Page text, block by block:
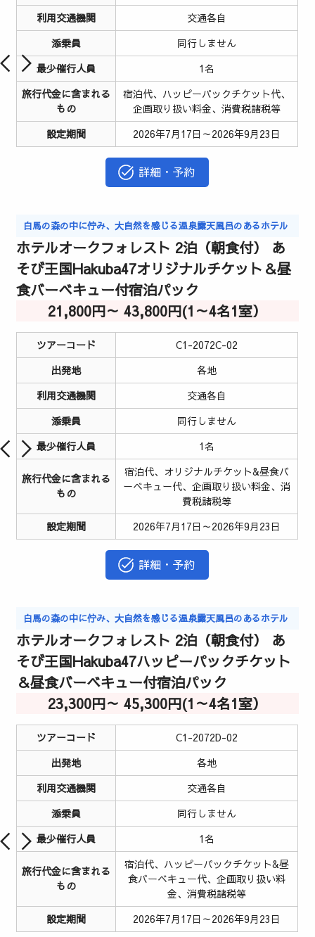
利用交通機関
交通各自
添乗員
同行しません
最少催行人員
1名
旅行代金に含まれる
もの
宿泊代、ハッピーパックチケット代、
企画取り扱い料金、消費税諸税等
設定期間
2026年7月17日～2026年9月23日
詳細・予約
白馬の森の中に佇み、大自然を感じる温泉露天風呂のあるホテル
ホテルオークフォレスト 2泊（朝食付） あ
そび王国Hakuba47オリジナルチケット＆昼
食バーベキュー付宿泊パック
21,800円～ 43,800円(1～4名1室）
ツアーコード
C1-2072C-02
出発地
各地
利用交通機関
交通各自
添乗員
同行しません
最少催行人員
1名
旅行代金に含まれる
もの
宿泊代、オリジナルチケット&昼食バ
ーベキュー代、企画取り扱い料金、消
費税諸税等
設定期間
2026年7月17日～2026年9月23日
詳細・予約
白馬の森の中に佇み、大自然を感じる温泉露天風呂のあるホテル
ホテルオークフォレスト 2泊（朝食付） あ
そび王国Hakuba47ハッピーパックチケット
＆昼食バーベキュー付宿泊パック
23,300円～ 45,300円(1～4名1室）
ツアーコード
C1-2072D-02
出発地
各地
利用交通機関
交通各自
添乗員
同行しません
最少催行人員
1名
旅行代金に含まれる
もの
宿泊代、ハッピーパックチケット&昼
食バーベキュー代、企画取り扱い料
金、消費税諸税等
設定期間
2026年7月17日～2026年9月23日